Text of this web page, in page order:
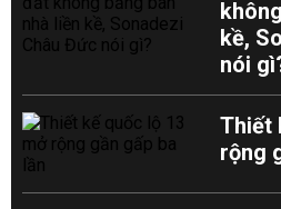
kề,
nói
Thiết
rộng